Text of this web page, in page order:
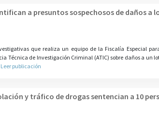
a presuntos sospechosos de daños a
que realiza un equipo de la Fiscalía Especial
Técnica de Investigación Criminal (ATIC) sobre daños a un
Leer publicación
y tráfico de drogas sentencian a 10